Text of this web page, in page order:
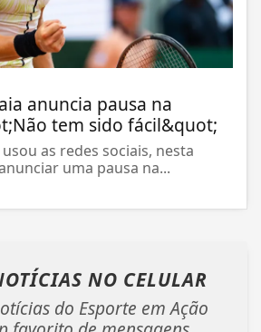
anuncia pausa na
tem sido fácil&quot;
as redes sociais, nesta
uma pausa na...
NO CELULAR
do Esporte em Ação